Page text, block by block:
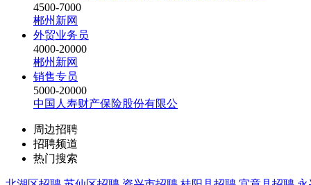
4500-7000
郴州新网
外贸业务员
4000-20000
郴州新网
销售专员
5000-20000
中国人寿财产保险股份有限公
周边招聘
招聘频道
热门搜索